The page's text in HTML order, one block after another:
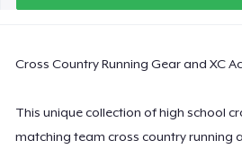
Cross Country Running Gear and XC
This unique collection of high school
matching team cross country running